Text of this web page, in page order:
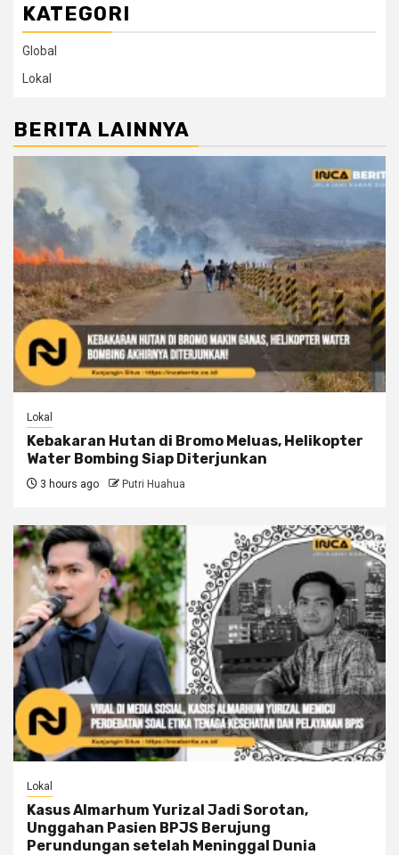
KATEGORI
Global
Lokal
BERITA LAINNYA
Lokal
Kebakaran Hutan di Bromo Meluas, Helikopter
Water Bombing Siap Diterjunkan
3 hours ago Putri Huahua
Lokal
Kasus Almarhum Yurizal Jadi Sorotan,
Unggahan Pasien BPJS Berujung
Perundungan setelah Meninggal Dunia